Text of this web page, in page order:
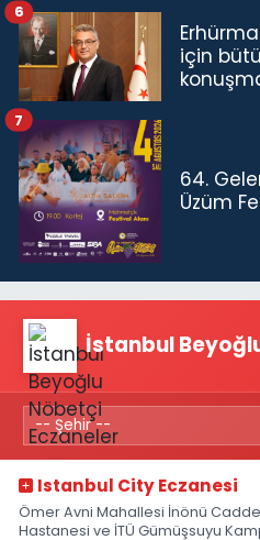
için
6
64.
Üzüm
7
İstanbul
Istanbul City Eczanesi
Ömer Avni Mahallesi İnönü
Hastanesi ve İTÜ Gümüşsuyu